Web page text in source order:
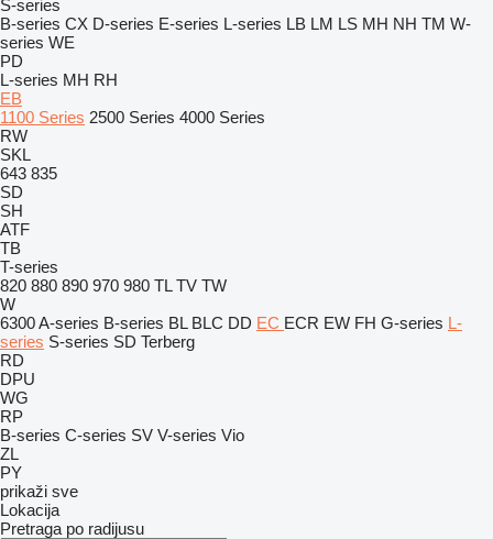
S-series
B-series CX D-series E-series L-series LB LM LS MH NH TM W-
series WE
PD
L-series MH RH
EB
1100 Series 2500 Series 4000 Series
RW
SKL
643 835
SD
SH
ATF
TB
T-series
820 880 890 970 980 TL TV TW
W
6300A-series B-series BL BLC DD EC ECR EW FH G-series L-
series S-series SD Terberg
RD
DPU
WG
RP
B-series C-series SV V-series Vio
ZL
PY
prikaži sve
Lokacija
Pretraga po radijusu